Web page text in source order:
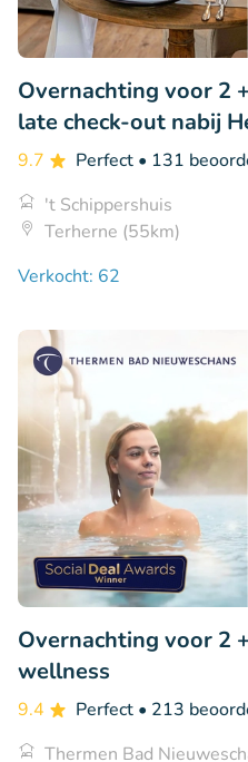
Overnachting voor 2
late check-out nabij
9.7 Perfect • 131
't Schippershuis
Terherne (55km)
Verkocht: 62
Overnachting voor 2
wellness
9.4 Perfect • 213
Thermen Bad